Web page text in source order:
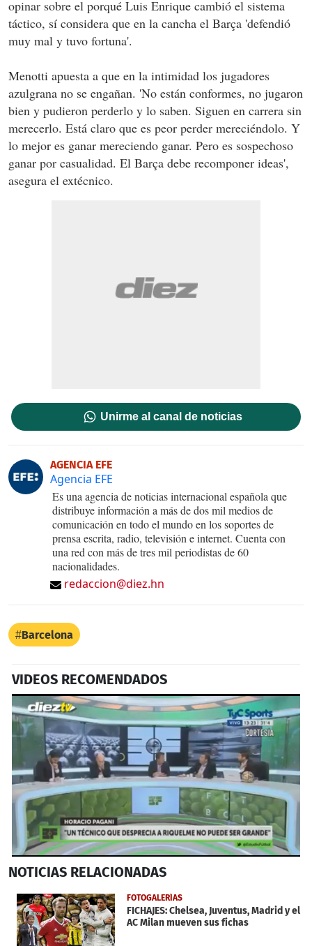
opinar sobre el porqué Luis Enrique cambió el sistema
táctico, sí considera que en la cancha el Barça 'defendió
muy mal y tuvo fortuna'.
Menotti apuesta a que en la intimidad los jugadores
azulgrana no se engañan. 'No están conformes, no jugaron
bien y pudieron perderlo y lo saben. Siguen en carrera sin
merecerlo. Está claro que es peor perder mereciéndolo. Y
lo mejor es ganar mereciendo ganar. Pero es sospechoso
ganar por casualidad. El Barça debe recomponer ideas',
asegura el extécnico.
Unirme al canal de noticias
AGENCIA EFE
Agencia EFE
Es una agencia de noticias internacional española que
distribuye información a más de dos mil medios de
comunicación en todo el mundo en los soportes de
prensa escrita, radio, televisión e internet. Cuenta con
una red con más de tres mil periodistas de 60
nacionalidades.
redaccion@diez.hn
Barcelona
VIDEOS RECOMENDADOS
seconds
1
minute,
41
seconds
NOTICIAS RELACIONADAS
FOTOGALERÍAS
FICHAJES: Chelsea, Juventus, Madrid y el
AC Milan mueven sus fichas